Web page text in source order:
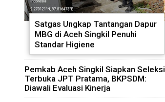
Satgas Ungkap Tantangan Dapur
MBG di Aceh Singkil Penuhi
Standar Higiene
Pemkab Aceh Singkil Siapkan Seleksi
Terbuka JPT Pratama, BKPSDM:
Diawali Evaluasi Kinerja